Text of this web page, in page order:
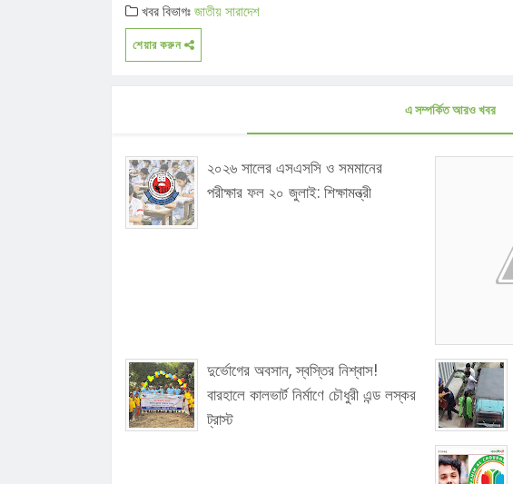
খবর বিভাগঃজাতীয়সারাদেশ
শেয়ার করুন
এ সম্পর্কিত আরও খবর
২০২৬ সালের এসএসসি ও সমমানের
পরীক্ষার ফল ২০ জুলাই: শিক্ষামন্ত্রী
দুর্ভোগের অবসান, স্বস্তির নিশ্বাস!
বারহালে কালভার্ট নির্মাণে চৌধুরী এন্ড লস্কর
ট্রাস্ট